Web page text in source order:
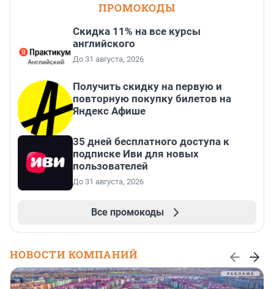
ПРОМОКОДЫ
Скидка 11% на все курсы
английского
До 31 августа, 2026
Получить скидку на первую и
повторную покупку билетов на
Яндекс Афише
35 дней бесплатного доступа к
подписке Иви для новых
пользователей
До 31 августа, 2026
Все промокоды
НОВОСТИ КОМПАНИЙ